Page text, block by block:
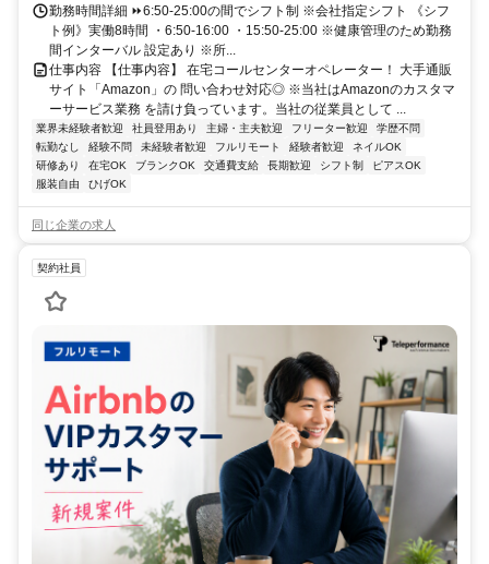
勤務時間詳細 ⏩6:50-25:00の間でシフト制 ※会社指定シフト 《シフ
ト例》実働8時間 ・6:50-16:00 ・15:50-25:00 ※健康管理のため勤務
間インターバル 設定あり ※所...
仕事内容 【仕事内容】 在宅コールセンターオペレーター！ 大手通販
サイト「Amazon」の 問い合わせ対応◎ ※当社はAmazonのカスタマ
ーサービス業務 を請け負っています。当社の従業員として ...
業界未経験者歓迎 社員登用あり 主婦・主夫歓迎 フリーター歓迎
学歴不問
転勤なし
経験不問 未経験者歓迎 フルリモート 経験者歓迎
ネイルOK
研修あり
在宅OK ブランクOK 交通費支給 長期歓迎 シフト制
ピアスOK
服装自由
ひげOK
同じ企業の求人
契約社員